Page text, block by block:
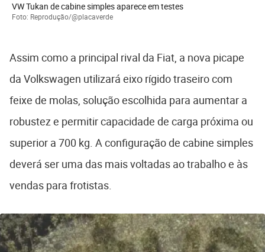
VW Tukan de cabine simples aparece em testes
Foto: Reprodução/@placaverde
Assim como a principal rival da Fiat, a nova picape
da Volkswagen utilizará eixo rígido traseiro com
feixe de molas, solução escolhida para aumentar a
robustez e permitir capacidade de carga próxima ou
superior a 700 kg. A configuração de cabine simples
deverá ser uma das mais voltadas ao trabalho e às
vendas para frotistas.